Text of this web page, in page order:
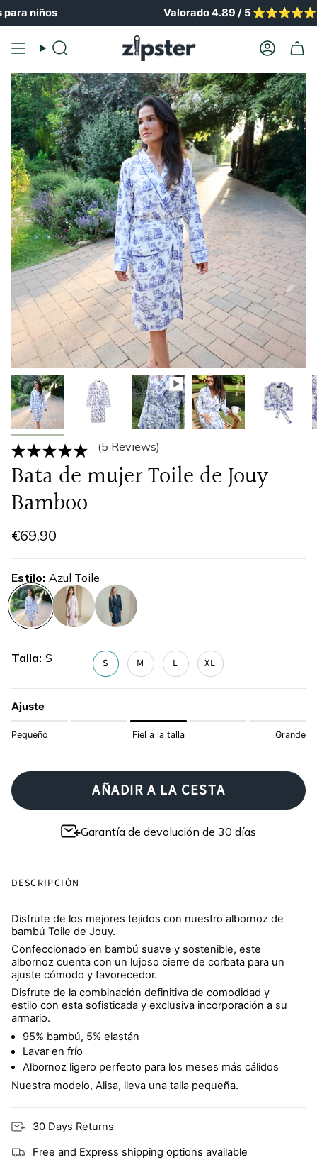
al niños Valorado 4.89 / 5 ⭐️⭐️⭐️⭐️⭐️
Buscar
Cuenta
(5 Reviews)
Bata de mujer Toile de Jouy
Bamboo
€69,90
Estilo Azul Toile
azul-
Talla S S M L XL
Ajuste
Pequeño Fiel a la talla Grande
AÑADIR A LA CESTA
Garantía de devolución de 30 días
DESCRIPCIÓN
Disfrute de los mejores tejidos con nuestro albornoz de
bambú Toile de Jouy.
Confeccionado en bambú suave y sostenible, este
albornoz cuenta con un lujoso cierre de corbata para un
ajuste cómodo y favorecedor.
Disfrute de la combinación definitiva de comodidad y
estilo con esta sofisticada y exclusiva incorporación a su
armario.
95% bambú, 5% elastán
Lavar en frío
Albornoz ligero perfecto para los meses más cálidos
Nuestra modelo, Alisa, lleva una talla pequeña.
30 Days Returns
Free and Express shipping options available